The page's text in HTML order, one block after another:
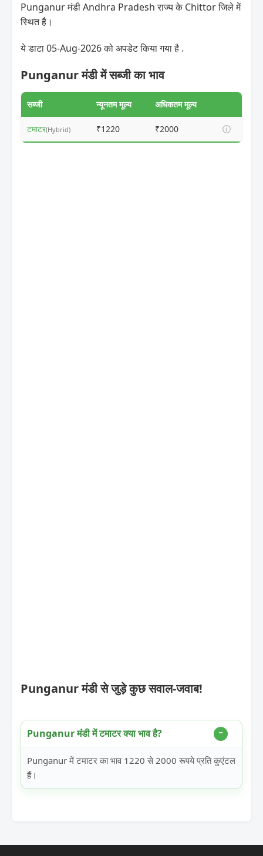
Punganur मंडी Andhra Pradesh राज्य के Chittor जिले में
स्थित है।
ये डाटा 05-Aug-2026 को अपडेट किया गया है .
Punganur मंडी में सब्जी का भाव
सब्जी न्यूनतम मूल्य अधिकतम मूल्य
टमाटर(Hybrid) ₹1220 ₹2000 ⓘ
Punganur मंडी से जुड़े कुछ सवाल-जवाब!
Punganur मंडी में टमाटर क्या भाव है?
Punganur में टमाटर का भाव 1220 से 2000 रूपये प्रति कुएंटल
हैं।